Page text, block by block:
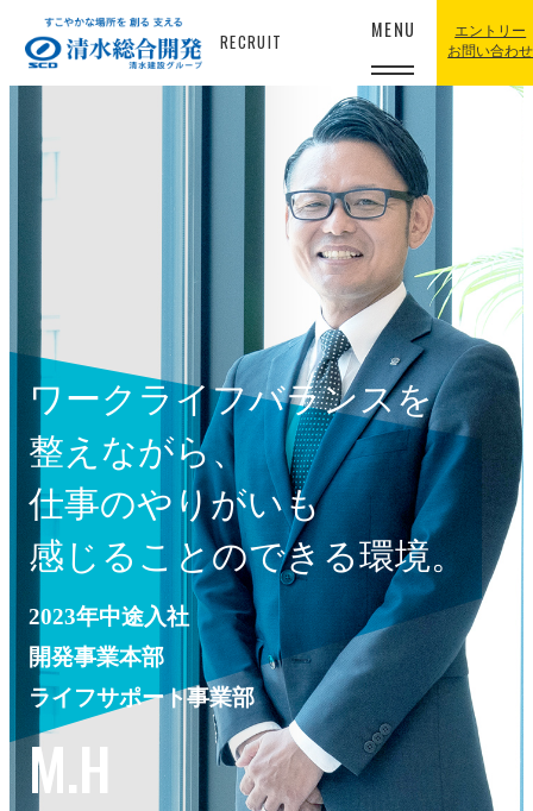
RECRUIT
MENU
エントリー
お問い合わせ
ワークライフバランスを
整えながら、
仕事のやりがいも
感じることのできる環境。
2023年中途入社
開発事業本部
ライフサポート事業部
M.H